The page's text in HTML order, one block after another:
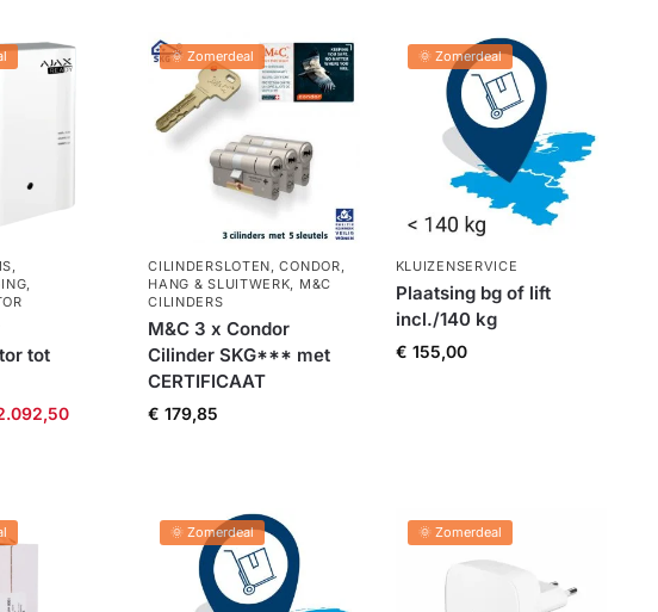
,
,
tot
🌞 Zomerdeal
CILINDERSLOTEN,CONDOR,
HANG & SLUITWERK, M&C
CILINDERS
M&C 3 x Condor
Cilinder SKG*** met
CERTIFICAAT
€ 179,85
🌞 Zomerdeal
KLUIZENSERVICE
Plaatsing bg of lift
incl./140 kg
€ 155,00
🌞 Zomerdeal 🌞 Zomerdeal